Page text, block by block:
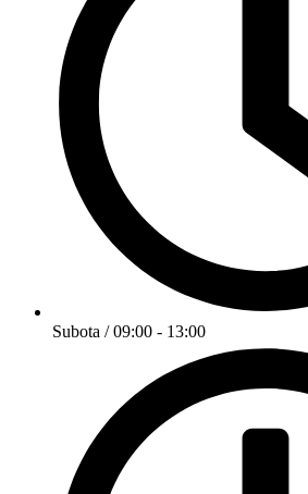
Subota / 09:00 - 13:00